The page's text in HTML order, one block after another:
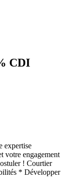
CDI
expertise
votre engagement
! Courtier
* Développer